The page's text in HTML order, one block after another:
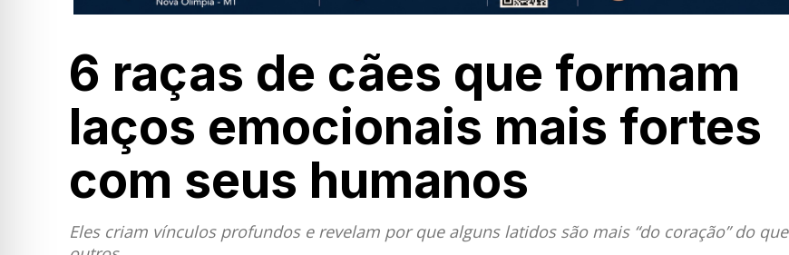
6 raças de cães que formam
laços emocionais mais fortes
com seus humanos
Eles criam vínculos profundos e revelam por que alguns latidos são mais “do coração” do que